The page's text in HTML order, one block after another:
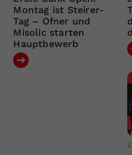
Montag ist Steirer-
Tag – Ofner und
Misolic starten
Hauptbewerb